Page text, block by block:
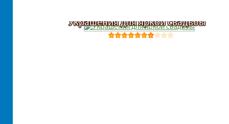
Украшения для яркой свадьбы